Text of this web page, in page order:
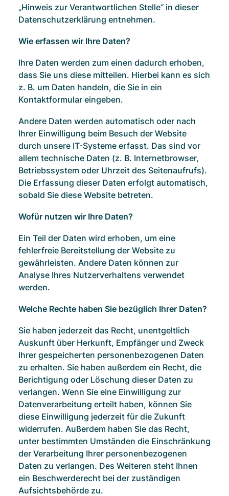
„Hinweis zur Verantwortlichen Stelle“ in dieser
Datenschutzerklärung entnehmen.
Wie erfassen wir Ihre Daten?
Ihre Daten werden zum einen dadurch erhoben,
dass Sie uns diese mitteilen. Hierbei kann es sich
z. B. um Daten handeln, die Sie in ein
Kontaktformular eingeben.
Andere Daten werden automatisch oder nach
Ihrer Einwilligung beim Besuch der Website
durch unsere IT-Systeme erfasst. Das sind vor
allem technische Daten (z. B. Internetbrowser,
Betriebssystem oder Uhrzeit des Seitenaufrufs).
Die Erfassung dieser Daten erfolgt automatisch,
sobald Sie diese Website betreten.
Wofür nutzen wir Ihre Daten?
Ein Teil der Daten wird erhoben, um eine
fehlerfreie Bereitstellung der Website zu
gewährleisten. Andere Daten können zur
Analyse Ihres Nutzerverhaltens verwendet
werden.
Welche Rechte haben Sie bezüglich Ihrer Daten?
Sie haben jederzeit das Recht, unentgeltlich
Auskunft über Herkunft, Empfänger und Zweck
Ihrer gespeicherten personenbezogenen Daten
zu erhalten. Sie haben außerdem ein Recht, die
Berichtigung oder Löschung dieser Daten zu
verlangen. Wenn Sie eine Einwilligung zur
Datenverarbeitung erteilt haben, können Sie
diese Einwilligung jederzeit für die Zukunft
widerrufen. Außerdem haben Sie das Recht,
unter bestimmten Umständen die Einschränkung
der Verarbeitung Ihrer personenbezogenen
Daten zu verlangen. Des Weiteren steht Ihnen
ein Beschwerderecht bei der zuständigen
Aufsichtsbehörde zu.